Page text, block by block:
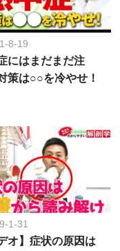
8-19
にはまだまだ注
策は○○を冷やせ！
1-31
オ】症状の原因は